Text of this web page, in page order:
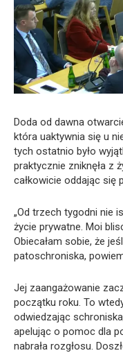
Doda od dawna
która uaktywnia się u
tych ostatnio było
praktycznie zniknęła z
całkowicie oddając się
„Od trzech tygodni nie
życie prywatne. Moi
Obiecałam sobie, że
patoschroniska,
Jej zaangażowanie
początku roku. To
odwiedzając
apelując o pomoc dla
nabrała rozgłosu.